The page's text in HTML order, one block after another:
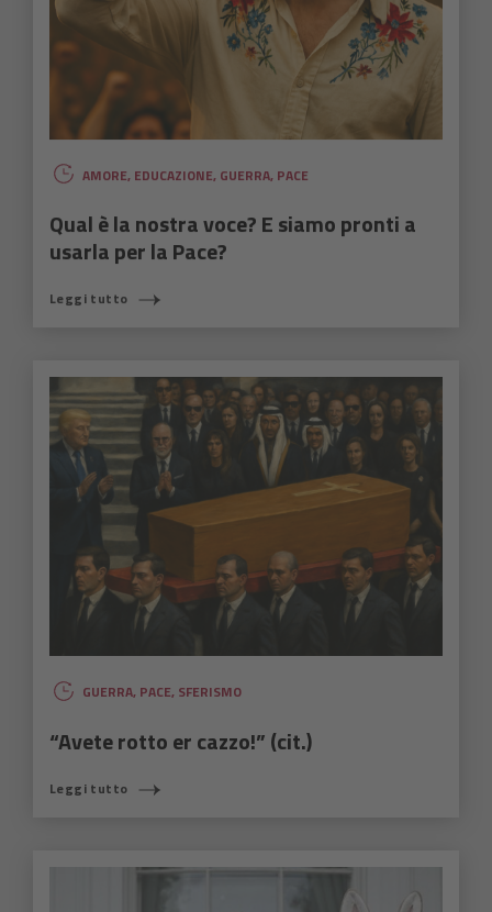
AMORE, EDUCAZIONE, GUERRA, PACE
Qual è la nostra voce? E siamo pronti a
usarla per la Pace?
Leggi tutto
GUERRA, PACE, SFERISMO
“Avete rotto er cazzo!” (cit.)
Leggi tutto